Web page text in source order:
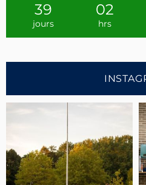
39
jours
02
hrs